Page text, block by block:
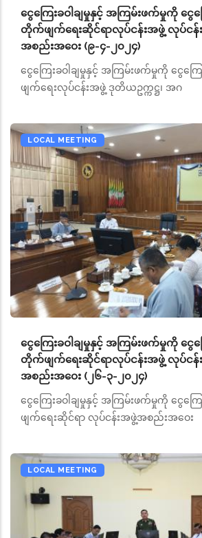
ငွေကြေးခဝါချမှုနှင့် အကြမ်းဖက်မှုကို ငွေ
တိုက်ဖျက်ရေးဆိုင်ရာလုပ်ငန်းအဖွဲ့ လုပ်ငန်
အစည်းအဝေး (၉-၄-၂၀၂၄)
ငွေကြေးခဝါချမှုနှင့် အကြမ်းဖက်မှုကို ငွေ
ဖျက်ရေးလုပ်ငန်းအဖွဲ့ ဒုတိယဥက္ကဋ္ဌ၊ အဂ
LOCAL MEETING
ငွေကြေးခဝါချမှုနှင့် အကြမ်းဖက်မှုကို ငွေ
တိုက်ဖျက်ရေးဆိုင်ရာလုပ်ငန်းအဖွဲ့ လုပ်ငန်
အစည်းအဝေး (၂၆-၃-၂၀၂၄)
ငွေကြေးခဝါချမှုနှင့် အကြမ်းဖက်မှုကို ငွေ
ဖျက်ရေးဆိုင်ရာ လုပ်ငန်းအဖွဲ့အစည်းအဝေး
LOCAL MEETING